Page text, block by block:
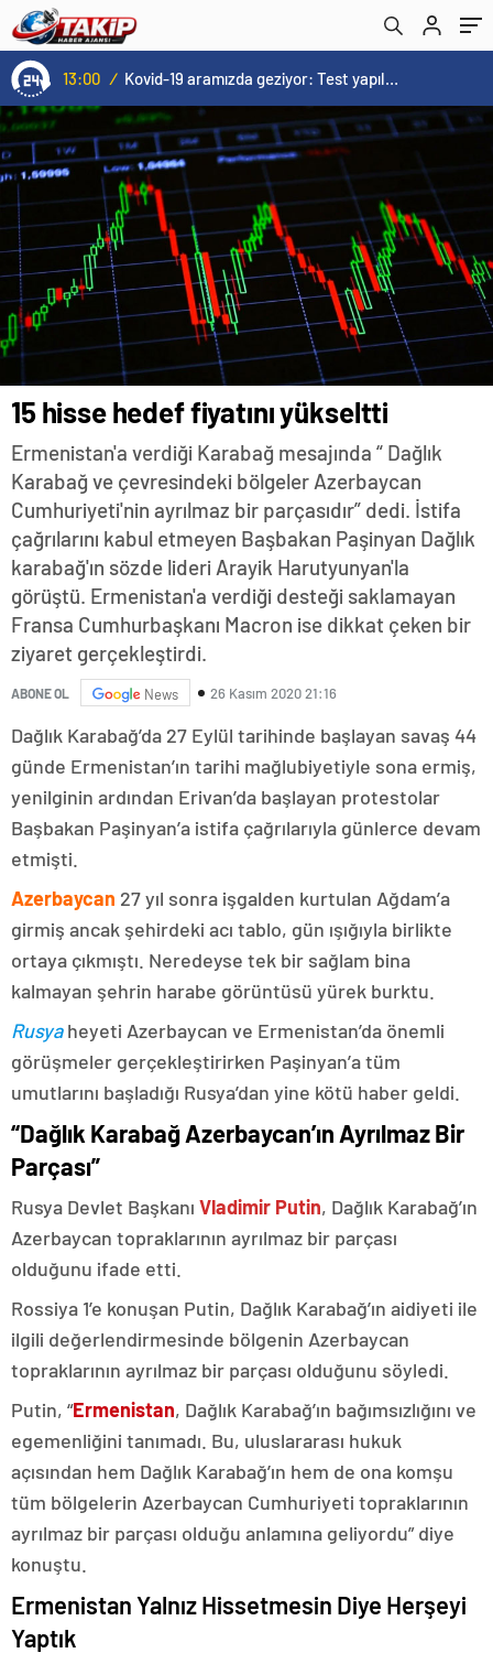
13:00 / Kovid-19 aramızda geziyor: Test yapılmadığı için kimse farkında değil
15 hisse hedef fiyatını yükseltti
Ermenistan'a verdiği Karabağ mesajında “ Dağlık
Karabağ ve çevresindeki bölgeler Azerbaycan
Cumhuriyeti'nin ayrılmaz bir parçasıdır” dedi. İstifa
çağrılarını kabul etmeyen Başbakan Paşinyan Dağlık
karabağ'ın sözde lideri Arayik Harutyunyan'la
görüştü. Ermenistan'a verdiği desteği saklamayan
Fransa Cumhurbaşkanı Macron ise dikkat çeken bir
ziyaret gerçekleştirdi.
ABONE OL News 26 Kasım 2020 21:16
Dağlık Karabağ’da 27 Eylül tarihinde başlayan savaş 44
günde Ermenistan’ın tarihi mağlubiyetiyle sona ermiş,
yenilginin ardından Erivan’da başlayan protestolar
Başbakan Paşinyan’a istifa çağrılarıyla günlerce devam
etmişti.
Azerbaycan 27 yıl sonra işgalden kurtulan Ağdam’a
girmiş ancak şehirdeki acı tablo, gün ışığıyla birlikte
ortaya çıkmıştı. Neredeyse tek bir sağlam bina
kalmayan şehrin harabe görüntüsü yürek burktu.
Rusyaheyeti Azerbaycan ve Ermenistan’da önemli
görüşmeler gerçekleştirirken Paşinyan’a tüm
umutlarını başladığı Rusya’dan yine kötü haber geldi.
“Dağlık Karabağ Azerbaycan’ın Ayrılmaz Bir
Parçası”
Rusya Devlet Başkanı Vladimir Putin, Dağlık Karabağ’ın
Azerbaycan topraklarının ayrılmaz bir parçası
olduğunu ifade etti.
Rossiya 1’e konuşan Putin, Dağlık Karabağ’ın aidiyeti ile
ilgili değerlendirmesinde bölgenin Azerbaycan
topraklarının ayrılmaz bir parçası olduğunu söyledi.
Putin, “Ermenistan, Dağlık Karabağ’ın bağımsızlığını ve
egemenliğini tanımadı. Bu, uluslararası hukuk
açısından hem Dağlık Karabağ’ın hem de ona komşu
tüm bölgelerin Azerbaycan Cumhuriyeti topraklarının
ayrılmaz bir parçası olduğu anlamına geliyordu” diye
konuştu.
Ermenistan Yalnız Hissetmesin Diye Herşeyi
Yaptık